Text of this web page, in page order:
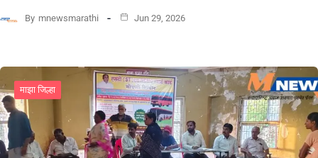
By mnewsmarathi Jun 29, 2026
माझा जिल्हा